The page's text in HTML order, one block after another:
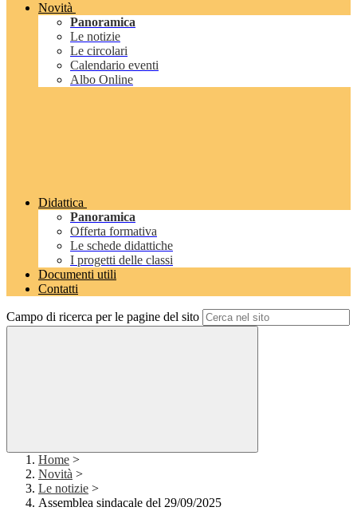
Novità
Panoramica
Le notizie
Le circolari
Calendario eventi
Albo Online
Didattica
Panoramica
Offerta formativa
Le schede didattiche
I progetti delle classi
Documenti utili
Contatti
Campo di ricerca per le pagine del sito
Home >
Novità >
Le notizie >
Assemblea sindacale del 29/09/2025